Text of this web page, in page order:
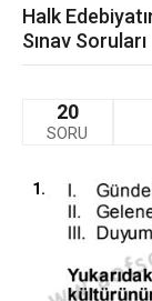
Halk
Sınav Soruları
20
SORU
1.